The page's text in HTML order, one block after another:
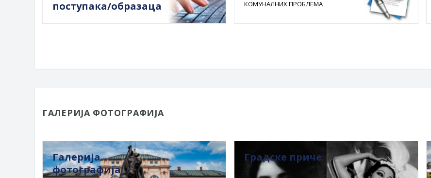
поступака/образаца
КОМУНАЛНИХ ПРОБЛЕМА
ГАЛЕРИЈА ФОТОГРАФИЈА
Галерија
фотографија
Градске приче